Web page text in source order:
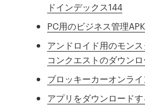
ドインデックス144
PC用のビジネス管理
アンドロイド用のモン
コンクエストのダウンロ
ブロッキーカーオンラ
アプリをダウンロード